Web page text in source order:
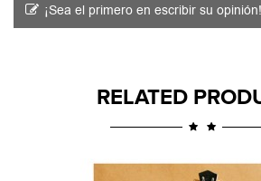
¡Sea el primero en escribir su opinión!
RELATED